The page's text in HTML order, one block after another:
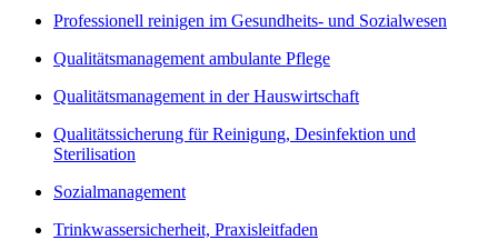
Professionell reinigen im Gesundheits- und Sozialwesen
Qualitätsmanagement ambulante Pflege
Qualitätsmanagement in der Hauswirtschaft
Qualitätssicherung für Reinigung, Desinfektion und
Sterilisation
Sozialmanagement
Trinkwassersicherheit, Praxisleitfaden